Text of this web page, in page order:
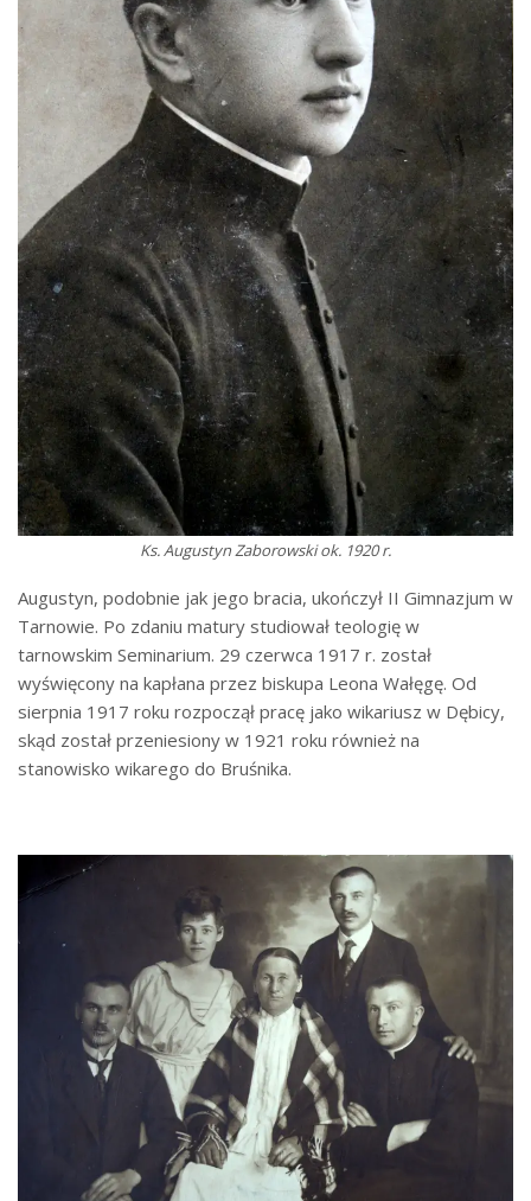
Ks. Augustyn Zaborowski ok. 1920 r.
Augustyn, podobnie jak jego bracia, ukończył II Gimnazjum w
Tarnowie. Po zdaniu matury studiował teologię w
tarnowskim Seminarium. 29 czerwca 1917 r. został
wyświęcony na kapłana przez biskupa Leona Wałęgę. Od
sierpnia 1917 roku rozpoczął pracę jako wikariusz w Dębicy,
skąd został przeniesiony w 1921 roku również na
stanowisko wikarego do Bruśnika.